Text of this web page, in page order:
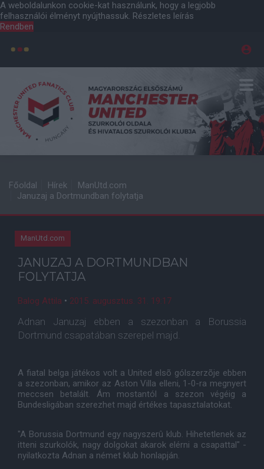
A weboldalunkon cookie-kat használunk, hogy a legjobb
felhasználói élményt nyújthassuk. Részletes leírás
Rendben
Főoldal Hírek
ManUtd.com
Januzaj a Dortmundban folytatja
ManUtd.com
JANUZAJ A DORTMUNDBAN
FOLYTATJA
Balog Attila • 2015. augusztus. 31. 19:17
Adnan Januzaj ebben a szezonban a Borussia
Dortmund csapatában szerepel majd.
A fiatal belga játékos volt a United elsõ gólszerzõje ebben
a szezonban, amikor az Aston Villa elleni, 1-0-ra megnyert
meccsen betalált. Ám mostantól a szezon végéig a
Bundesligában szerezhet majd értékes tapasztalatokat.
"A Borussia Dortmund egy nagyszerû klub. Hihetetlenek az
itteni szurkolók, nagy dolgokat akarok elérni a csapattal" -
nyilatkozta Adnan a német klub honlapján.